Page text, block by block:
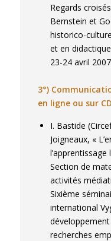
Regards
Bernstein et
historico-
et en
23-24 avril
3°)
en ligne ou sur
I. Bastide
Joigneaux, «
Section de
activités
Sixième
international
recherches